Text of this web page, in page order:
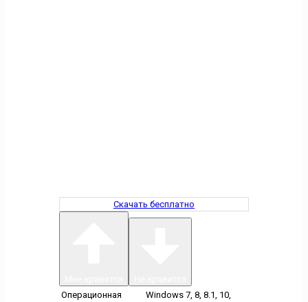
Скачать бесплатно
Операционная
Windows 7, 8, 8.1, 10,